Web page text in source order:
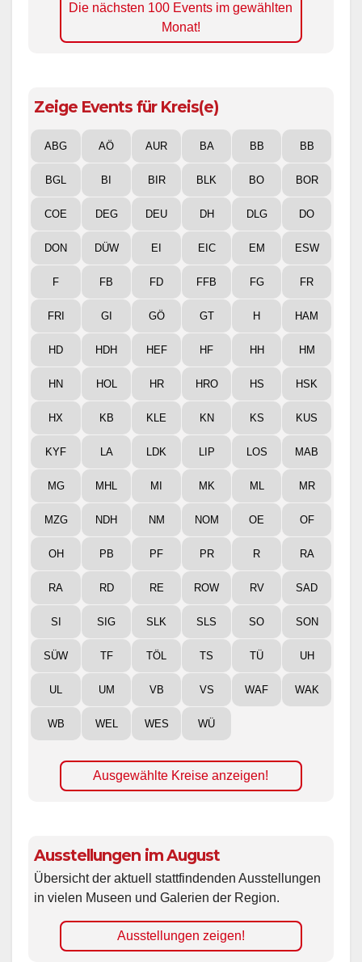
Die nächsten 100 Events im gewählten
Monat!
Zeige Events für Kreis(e)
ABG AÖ AUR BA BB BB
BGL BI BIR BLK BO BOR
COE DEG DEU DH DLG DO
DON DÜW EI EIC EM ESW
F FB FD FFB FG FR
FRI GI GÖ GT H HAM
HD HDH HEF HF HH HM
HN HOL HR HRO HS HSK
HX KB KLE KN KS KUS
KYF LA LDK LIP LOS MAB
MG MHL MI MK ML MR
MZG NDH NM NOM OE OF
OH PB PF PR R RA
RA RD RE ROW RV SAD
SI SIG SLK SLS SO SON
SÜW TF TÖL TS TÜ UH
UL UM VB VS WAF WAK
WB WEL WES WÜ
Ausgewählte Kreise anzeigen!
Ausstellungen im August
Übersicht der aktuell stattfindenden Ausstellungen
in vielen Museen und Galerien der Region.
Ausstellungen zeigen!